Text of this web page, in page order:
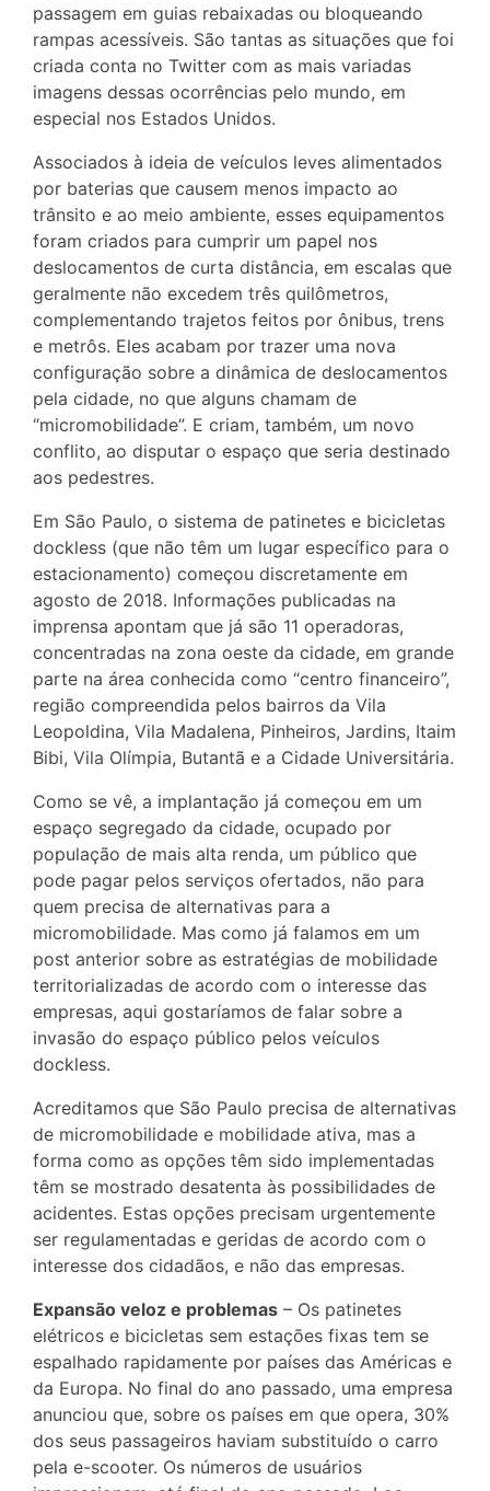
passagem em guias rebaixadas ou bloqueando
rampas acessíveis. São tantas as situações que foi
criada conta no Twitter com as mais variadas
imagens dessas ocorrências pelo mundo, em
especial nos Estados Unidos.
Associados à ideia de veículos leves alimentados
por baterias que causem menos impacto ao
trânsito e ao meio ambiente, esses equipamentos
foram criados para cumprir um papel nos
deslocamentos de curta distância, em escalas que
geralmente não excedem três quilômetros,
complementando trajetos feitos por ônibus, trens
e metrôs. Eles acabam por trazer uma nova
configuração sobre a dinâmica de deslocamentos
pela cidade, no que alguns chamam de
“micromobilidade”. E criam, também, um novo
conflito, ao disputar o espaço que seria destinado
aos pedestres.
Em São Paulo, o sistema de patinetes e bicicletas
dockless (que não têm um lugar específico para o
estacionamento) começou discretamente em
agosto de 2018. Informações publicadas na
imprensa apontam que já são 11 operadoras,
concentradas na zona oeste da cidade, em grande
parte na área conhecida como “centro financeiro”,
região compreendida pelos bairros da Vila
Leopoldina, Vila Madalena, Pinheiros, Jardins, Itaim
Bibi, Vila Olímpia, Butantã e a Cidade Universitária.
Como se vê, a implantação já começou em um
espaço segregado da cidade, ocupado por
população de mais alta renda, um público que
pode pagar pelos serviços ofertados, não para
quem precisa de alternativas para a
micromobilidade. Mas como já falamos em um
post anterior sobre as estratégias de mobilidade
territorializadas de acordo com o interesse das
empresas, aqui gostaríamos de falar sobre a
invasão do espaço público pelos veículos
dockless.
Acreditamos que São Paulo precisa de alternativas
de micromobilidade e mobilidade ativa, mas a
forma como as opções têm sido implementadas
têm se mostrado desatenta às possibilidades de
acidentes. Estas opções precisam urgentemente
ser regulamentadas e geridas de acordo com o
interesse dos cidadãos, e não das empresas.
Expansão veloz e problemas – Os patinetes
elétricos e bicicletas sem estações fixas tem se
espalhado rapidamente por países das Américas e
da Europa. No final do ano passado, uma empresa
anunciou que, sobre os países em que opera, 30%
dos seus passageiros haviam substituído o carro
pela e-scooter. Os números de usuários